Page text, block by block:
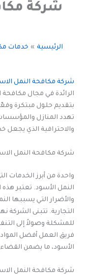
شركة
الرئيسية خدمات
شركة مكافحة النمل
الرائدة في مجال
بتقديم حلول مبتكرة
تهدد المنازل
والاحترافية الذي يجعل
شركة مكافحة النمل
واحدة من أبرز الخدمات
النمل الأسود. تعتبر هذه
والأضرار التي يسببها
التجارية. تتبنى الشركة
للمشكلة وصولاً إلى
فريق العمل أفضل
الأسود، ما يضمن
شركة مكافحة النمل